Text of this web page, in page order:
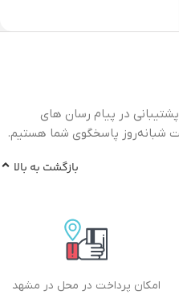
پشتیبانی در پیام رسان های
بازگشت به بالا
امکان پرداخت در محل در مشهد